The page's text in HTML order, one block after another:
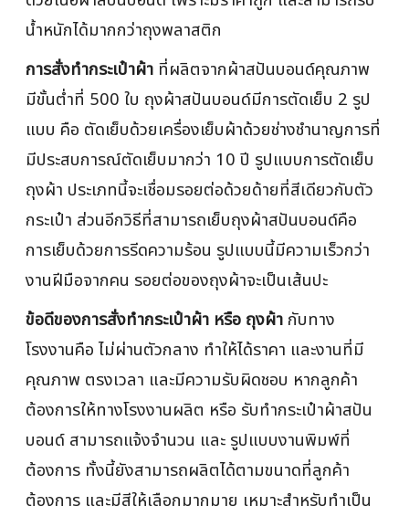
น้ำหนักได้มากกว่าถุงพลาสติก
การสั่งทำกระเป๋าผ้า ที่ผลิตจากผ้าสปันบอนด์คุณภาพ
มีขั้นต่ำที่ 500 ใบ ถุงผ้าสปันบอนด์มีการตัดเย็บ 2 รูป
แบบ คือ ตัดเย็บด้วยเครื่องเย็บผ้าด้วยช่างชำนาญการที่
มีประสบการณ์ตัดเย็บมากว่า 10 ปี รูปแบบการตัดเย็บ
ถุงผ้า ประเภทนี้จะเชื่อมรอยต่อด้วยด้ายที่สีเดียวกับตัว
กระเป๋า ส่วนอีกวิธีที่สามารถเย็บถุงผ้าสปันบอนด์คือ
การเย็บด้วยการรีดความร้อน รูปแบบนี้มีความเร็วกว่า
งานฝีมือจากคน รอยต่อของถุงผ้าจะเป็นเส้นปะ
ข้อดีของการสั่งทำกระเป๋าผ้า หรือ ถุงผ้า กับทาง
โรงงานคือ ไม่ผ่านตัวกลาง ทำให้ได้ราคา และงานที่มี
คุณภาพ ตรงเวลา และมีความรับผิดชอบ หากลูกค้า
ต้องการให้ทางโรงงานผลิต หรือ รับทำกระเป๋าผ้าสปัน
บอนด์ สามารถแจ้งจำนวน และ รูปแบบงานพิมพ์ที่
ต้องการ ทั้งนี้ยังสามารถผลิตได้ตามขนาดที่ลูกค้า
ต้องการ และมีสีให้เลือกมากมาย เหมาะสำหรับทำเป็น